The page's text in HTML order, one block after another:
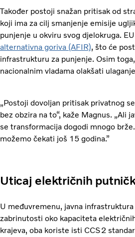
Također postoji snažan pritisak od
koji ima za cilj smanjenje emisije
punjenje u okviru svog djelokruga.
alternativna goriva (AFIR), što će
infrastrukturu za punjenje. Osim
nacionalnim vladama olakšati
„Postoji dovoljan pritisak privatnog
bez obzira na to“, kaže Magnus. „Ali
se transformacija dogodi mnogo
možemo čekati još 15 godina.”
Uticaj električnih
U međuvremenu, javna
zabrinutosti oko kapaciteta
krajeva, oba koriste isti CCS2